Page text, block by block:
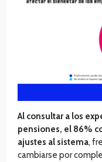
Al consultar a los
pensiones, el 86%
ajustes al sistema,
cambiarse por